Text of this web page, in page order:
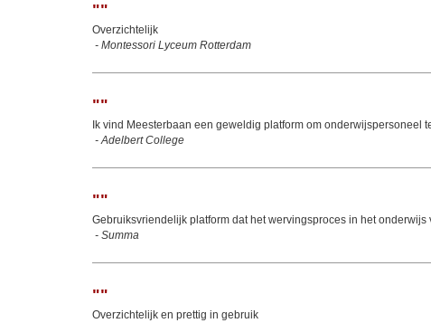
""
Overzichtelijk
- Montessori Lyceum Rotterdam
""
Ik vind Meesterbaan een geweldig platform om
-Adelbert College
""
Gebruiksvriendelijk platform dat het wervingsproces in het
- Summa
""
Overzichtelijk en prettig in gebruik